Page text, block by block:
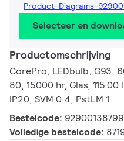
Product-Diagrams-
Selecteer en
Productomschrijving
CorePro, LEDbulb, G93,
80, 15000 hr, Glas, 115.00
IP20, SVM 0.4, PstLM 1
Bestelcode:
Volledige bestelcode: